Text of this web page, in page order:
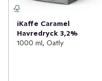
iKaffe Caramel
Havredryck 3,2%
1000 ml, Oatly